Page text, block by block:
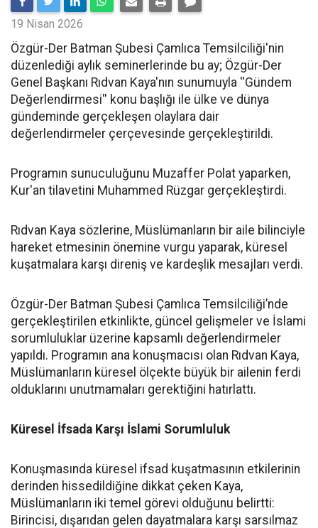
19 Nisan 2026
​Özgür-Der Batman Şubesi Çamlıca Temsilciliği'nin
düzenlediği aylık seminerlerinde bu ay; Özgür-Der
Genel Başkanı Rıdvan Kaya'nın sunumuyla ''Gündem
Değerlendirmesi'' konu başlığı ile ülke ve dünya
gündeminde gerçekleşen olaylara dair
değerlendirmeler çerçevesinde gerçekleştirildi.
Programın sunuculuğunu Muzaffer Polat yaparken,
Kur'an tilavetini Muhammed Rüzgar gerçekleştirdi.
Rıdvan Kaya sözlerine, Müslümanların bir aile bilinciyle
hareket etmesinin önemine vurgu yaparak, küresel
kuşatmalara karşı direniş ve kardeşlik mesajları verdi.
Özgür-Der Batman Şubesi Çamlıca Temsilciliği’nde
gerçekleştirilen etkinlikte, güncel gelişmeler ve İslami
sorumluluklar üzerine kapsamlı değerlendirmeler
yapıldı. Programın ana konuşmacısı olan Rıdvan Kaya,
Müslümanların küresel ölçekte büyük bir ailenin ferdi
olduklarını unutmamaları gerektiğini hatırlattı.
Küresel İfsada Karşı İslami Sorumluluk
Konuşmasında küresel ifsad kuşatmasının etkilerinin
derinden hissedildiğine dikkat çeken Kaya,
Müslümanların iki temel görevi olduğunu belirtti:
Birincisi, dışarıdan gelen dayatmalara karşı sarsılmaz